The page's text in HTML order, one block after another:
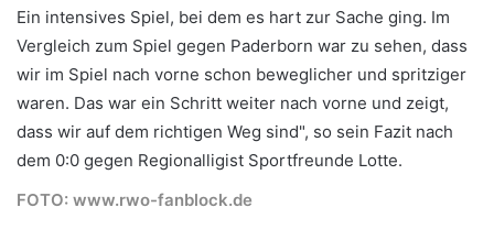
Ein intensives Spiel, bei dem es hart zur Sache ging. Im
Vergleich zum Spiel gegen Paderborn war zu sehen, dass
wir im Spiel nach vorne schon beweglicher und spritziger
waren. Das war ein Schritt weiter nach vorne und zeigt,
dass wir auf dem richtigen Weg sind", so sein Fazit nach
dem 0:0 gegen Regionalligist Sportfreunde Lotte.
FOTO: www.rwo-fanblock.de